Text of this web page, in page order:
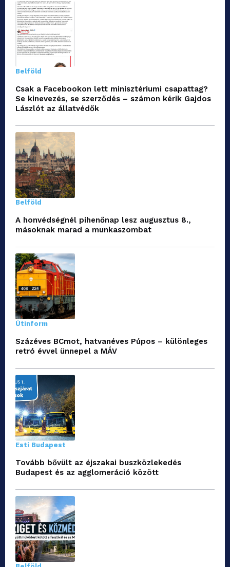
Belföld
Csak a Facebookon lett minisztériumi csapattag?
Se kinevezés, se szerződés – számon kérik Gajdos
Lászlót az állatvédők
Belföld
A honvédségnél pihenőnap lesz augusztus 8.,
másoknak marad a munkaszombat
Útinform
Százéves BCmot, hatvanéves Púpos – különleges
retró évvel ünnepel a MÁV
Esti Budapest
Tovább bővült az éjszakai buszközlekedés
Budapest és az agglomeráció között